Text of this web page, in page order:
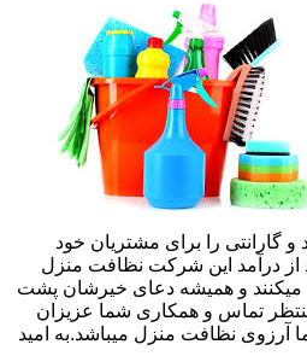
گارانتی را برای مشتریان خود
از درآمد این شرکت نظافت منزل
میکنند و همیشه دعای خیرشان پشت
تماس و همکاری شما عزیزان
نظافت منزل میباشد.به امید